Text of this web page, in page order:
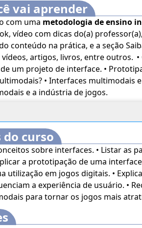
em Jogos Digitaisé voltado para
além de interessados no
de acessibilidade: cores em alto
mediante a Língua Brasileira
"minha conta" do lado
com sua necessidade.O
a compra.
vai aprender
com uma metodologia de ensino
vídeo com dicas do(a)
conteúdo na prática, e a seção
livros, entre outros. • O que são interfaces? •
um projeto de interface. •
• Interfaces multimodais
e a indústria de jogos.
curso
sobre interfaces. • Listar as
a prototipação de uma
utilização em jogos digitais. •
a experiência de usuário. •
para tornar os jogos mais